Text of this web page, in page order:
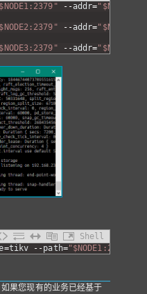
--addr=
--addr=
--addr=
Shell
=tikv --path="$NODE1:2379"
果您现有的业务已经基于